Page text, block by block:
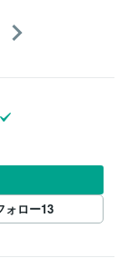
ォロー13